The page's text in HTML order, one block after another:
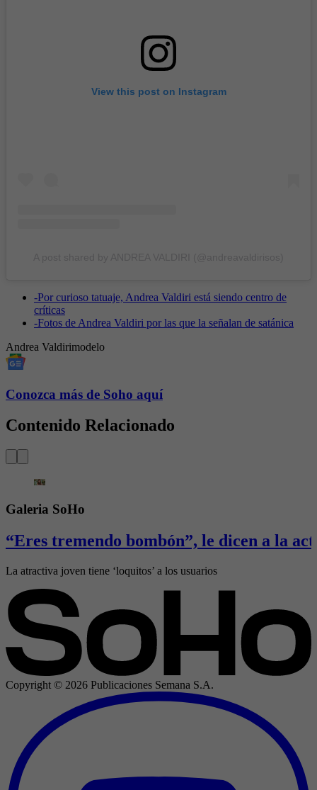
View this post on Instagram
-Por curioso tatuaje, Andrea Valdiri está siendo centro de
críticas
-Fotos de Andrea Valdiri por las que la señalan de satánica
Andrea Valdirimodelo
Conozca más de Soho aquí
Contenido Relacionado
Galeria SoHo
“Eres tremendo bombón”, le dicen a la
La atractiva joven tiene ‘loquitos’ a los usuarios
Copyright © 2026 Publicaciones Semana S.A.